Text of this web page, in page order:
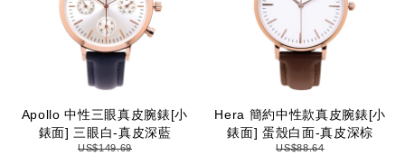
Apollo 中性三眼真皮腕錶[小
錶面] 三眼白-真皮深藍
US$149.69
Hera 簡約中性款真皮腕錶[小
錶面] 蛋殼白面-真皮深棕
US$88.64